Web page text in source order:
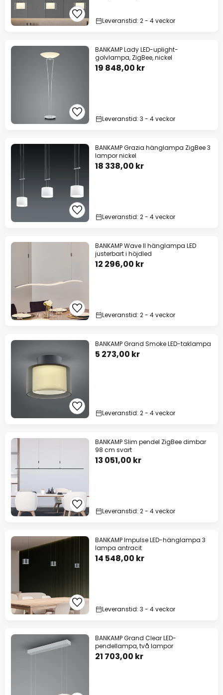
Leveranstid: 2 - 4 veckor
BANKAMP Lady LED-uplight-
golvlampa, ZigBee, nickel
19 848,00 kr
Leveranstid: 3 - 4 veckor
BANKAMP Grazia hänglampa ZigBee 3
lampor nickel
18 338,00 kr
Leveranstid: 2 - 4 veckor
BANKAMP Wave II hänglampa LED
justerbart i höjdled
12 296,00 kr
Leveranstid: 2 - 4 veckor
BANKAMP Grand Smoke LED-taklampa
5 273,00 kr
Leveranstid: 2 - 4 veckor
BANKAMP Slim pendel ZigBee dimbar
98 cm svart
13 051,00 kr
Leveranstid: 2 - 4 veckor
BANKAMP Impulse LED-hänglampa 3
lampa antracit
14 548,00 kr
Leveranstid: 3 - 4 veckor
BANKAMP Grand Clear LED-
pendellampa, två lampor
21 703,00 kr